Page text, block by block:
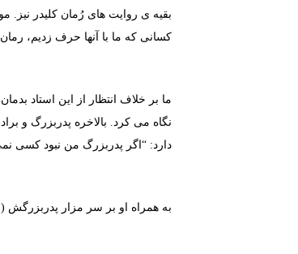
بقیه ی روایت های رُمان کلیدر نیز.
کسانی که ما با آنها حرف زدیم،
ما بر خلاف انتظار از این استاد
نگاه می کرد. بالاخره پدربزرگ و
دارد: “اگر پدربزرگ من نبود کسی
به همراه او بر سر مزار پدربزرگش